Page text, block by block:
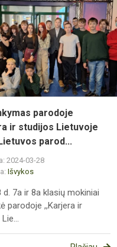
parodoje
ir studijos Lietuvoje
parod...
2024-03-28
Išvykos
d. 7a ir 8a klasių mokiniai
parodoje ,,Karjera ir